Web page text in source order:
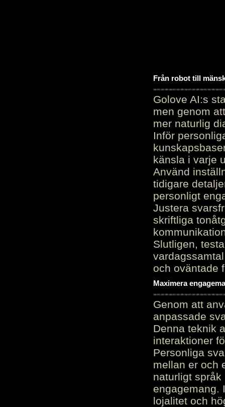
Från robot till
Golove AI:s
men genom
mer naturlig
Inför
känsla i varje
Använd
tidigare
personligt
Justera
skriftliga
Slutligen,
och oväntade
Maximera
Genom att
anpassade
Denna teknik
interaktioner
Personliga
mellan er och
naturligt
engagemang.
lojalitet och